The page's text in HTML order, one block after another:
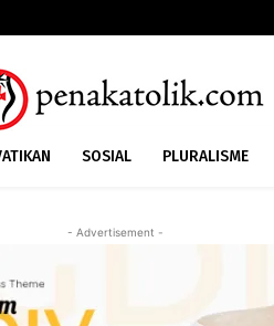
SOSIAL PLURALISME
- Advertisement -